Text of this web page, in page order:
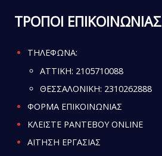
ΤΡΟΠΟΙ ΕΠΙΚΟΙΝΩΝΙΑΣ
ΤΗΛΕΦΩΝΑ:
ATTIKH: 2105710088
ΘΕΣΣΑΛΟΝΙΚΗ: 2310262888
ΦΟΡΜΑ ΕΠΙΚΟΙΝΩΝΙΑΣ
ΚΛΕΙΣΤΕ ΡΑΝΤΕΒΟΥ ONLINE
ΑΙΤΗΣΗ ΕΡΓΑΣΙΑΣ